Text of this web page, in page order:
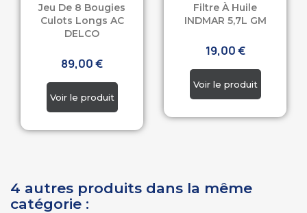
Jeu De 8 Bougies
Culots Longs AC
DELCO
89,00 €
Filtre À Huile
INDMAR 5,7L GM
19,00 €
4 autres produits dans la même
catégorie :